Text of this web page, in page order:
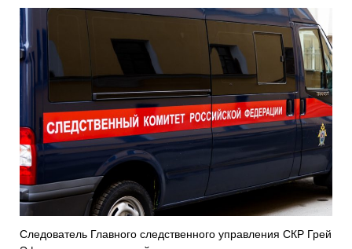
Следователь Главного следственного управления СКР Грей